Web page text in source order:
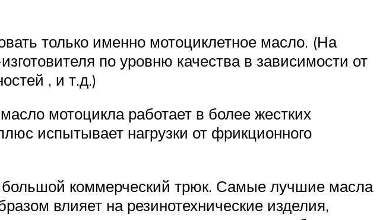
только именно мотоциклетное масло. (На
по уровню качества в зависимости от
, и т.д.)
мотоцикла работает в более жестких
испытывает нагрузки от фрикционного
коммерческий трюк. Самые лучшие масла
влияет на резинотехнические изделия,